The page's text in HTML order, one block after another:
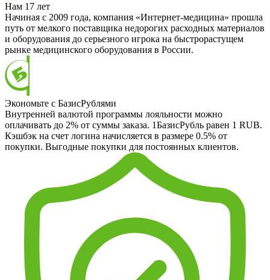
Нам 17 лет
Начиная с 2009 года, компания «Интернет-медицина» прошла
путь от мелкого поставщика недорогих расходных материалов
и оборудования до серьезного игрока на быстрорастущем
рынке медицинского оборудования в России.
Экономьте с БазисРублями
Внутренней валютой программы лояльности можно
оплачивать до 2% от суммы заказа. 1БазисРубль равен 1 RUB.
Кэшбэк на счет логина начисляется в размере 0.5% от
покупки. Выгодные покупки для постоянных клиентов.